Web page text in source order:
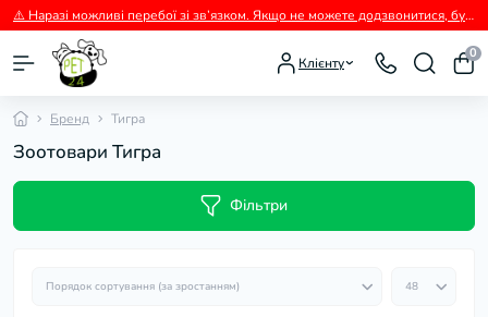
⚠️ Наразі можливі перебої зі зв’язком. Якщо не можете додзвонитися, будь ласка, пишіть нам у Viber.
Клієнту
0
Бренд Тигра
Зоотовари Тигра
Фільтри